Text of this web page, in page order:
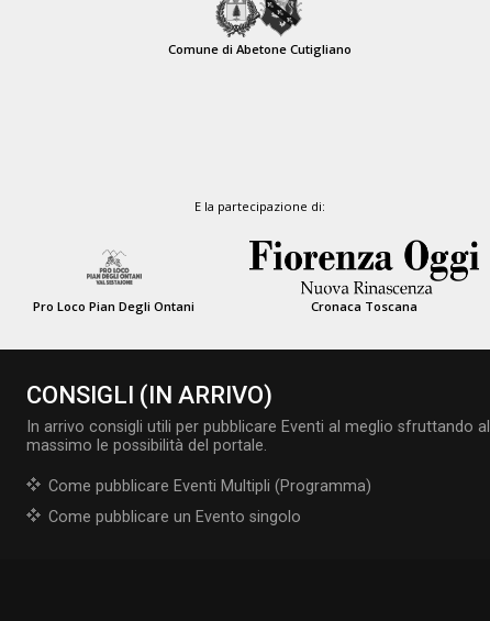
Comune di Abetone Cutigliano
E la partecipazione di:
Pro Loco Pian Degli Ontani Cronaca Toscana
CONSIGLI (IN ARRIVO)
In arrivo consigli utili per pubblicare Eventi al meglio sfruttando al
massimo le possibilità del portale.
Come pubblicare Eventi Multipli (Programma)
Come pubblicare un Evento singolo